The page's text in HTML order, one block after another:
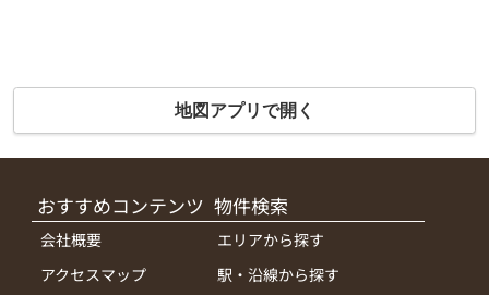
地図アプリで開く
おすすめコンテンツ
会社概要
アクセスマップ
物件検索
エリアから探す
駅・沿線から探す